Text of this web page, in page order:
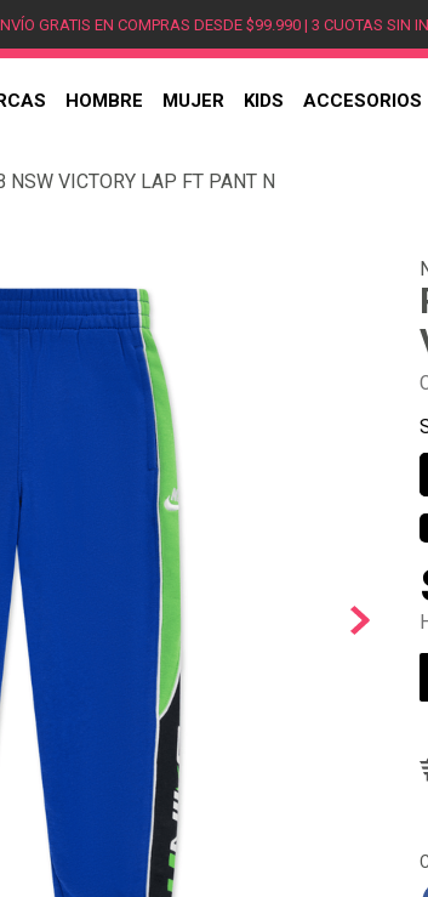
GRATIS EN COMPRAS DESDE $99.990 | 3 CUOTAS SIN
HOMBRE MUJER KIDS ACCESORIOS
NSW VICTORY LAP FT PANT N
1.
hombre